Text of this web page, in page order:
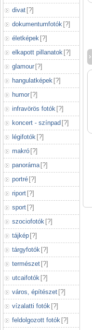
divat [?]
dokumentumfotók [?]
életképek [?]
elkapott pillanatok [?]
glamour [?]
hangulatképek [?]
humor [?]
infravörös fotók [?]
koncert - színpad [?]
légifotók [?]
makró [?]
panoráma [?]
portré [?]
riport [?]
sport [?]
szociofotók [?]
tájkép [?]
tárgyfotók [?]
természet [?]
utcaifotók [?]
város, építészet [?]
vízalatti fotók [?]
feldolgozott fotók [?]